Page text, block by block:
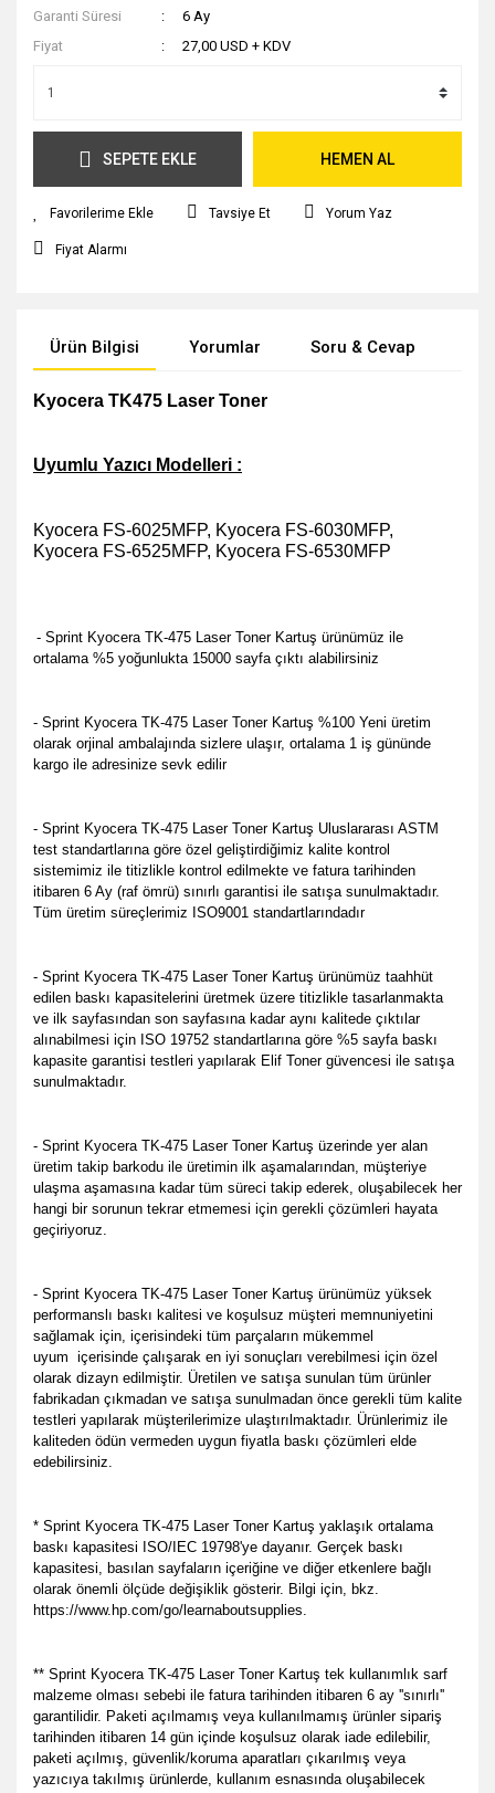
Garanti Süresi
6 Ay
Fiyat
27,00 USD + KDV
SEPETE EKLE HEMEN AL
Tavsiye Et Yorum Yaz
Fiyat Alarmı
Ürün Bilgisi Yorumlar Soru & Cevap
Kyocera TK475 Laser Toner
Uyumlu Yazıcı Modelleri :
Kyocera FS-6025MFP, Kyocera FS-6030MFP,
Kyocera FS-6525MFP, Kyocera FS-6530MFP
- Sprint Kyocera TK-475 Laser Toner Kartuş ürünümüz ile
ortalama %5 yoğunlukta 15000 sayfa çıktı alabilirsiniz
- Sprint Kyocera TK-475 Laser Toner Kartuş %100 Yeni üretim
olarak orjinal ambalajında sizlere ulaşır, ortalama 1 iş gününde
kargo ile adresinize sevk edilir
- Sprint Kyocera TK-475 Laser Toner Kartuş Uluslararası ASTM
test standartlarına göre özel geliştirdiğimiz kalite kontrol
sistemimiz ile titizlikle kontrol edilmekte ve fatura tarihinden
itibaren 6 Ay (raf ömrü) sınırlı garantisi ile satışa sunulmaktadır.
Tüm üretim süreçlerimiz ISO9001 standartlarındadır
- Sprint Kyocera TK-475 Laser Toner Kartuş ürünümüz taahhüt
edilen baskı kapasitelerini üretmek üzere titizlikle tasarlanmakta
ve ilk sayfasından son sayfasına kadar aynı kalitede çıktılar
alınabilmesi için ISO 19752 standartlarına göre %5 sayfa baskı
kapasite garantisi testleri yapılarak Elif Toner güvencesi ile satışa
sunulmaktadır.
- Sprint Kyocera TK-475 Laser Toner Kartuş üzerinde yer alan
üretim takip barkodu ile üretimin ilk aşamalarından, müşteriye
ulaşma aşamasına kadar tüm süreci takip ederek, oluşabilecek her
hangi bir sorunun tekrar etmemesi için gerekli çözümleri hayata
geçiriyoruz.
- Sprint Kyocera TK-475 Laser Toner Kartuş ürünümüz yüksek
performanslı baskı kalitesi ve koşulsuz müşteri memnuniyetini
sağlamak için, içerisindeki tüm parçaların mükemmel
uyum içerisinde çalışarak en iyi sonuçları verebilmesi için özel
olarak dizayn edilmiştir. Üretilen ve satışa sunulan tüm ürünler
fabrikadan çıkmadan ve satışa sunulmadan önce gerekli tüm kalite
testleri yapılarak müşterilerimize ulaştırılmaktadır. Ürünlerimiz ile
kaliteden ödün vermeden uygun fiyatla baskı çözümleri elde
edebilirsiniz.
* Sprint Kyocera TK-475 Laser Toner Kartuş yaklaşık ortalama
baskı kapasitesi ISO/IEC 19798'ye dayanır. Gerçek baskı
kapasitesi, basılan sayfaların içeriğine ve diğer etkenlere bağlı
olarak önemli ölçüde değişiklik gösterir. Bilgi için, bkz.
https://www.hp.com/go/learnaboutsupplies.
** Sprint Kyocera TK-475 Laser Toner Kartuş tek kullanımlık sarf
malzeme olması sebebi ile fatura tarihinden itibaren 6 ay ''sınırlı''
garantilidir. Paketi açılmamış veya kullanılmamış ürünler sipariş
tarihinden itibaren 14 gün içinde koşulsuz olarak iade edilebilir,
paketi açılmış, güvenlik/koruma aparatları çıkarılmış veya
yazıcıya takılmış ürünlerde, kullanım esnasında oluşabilecek